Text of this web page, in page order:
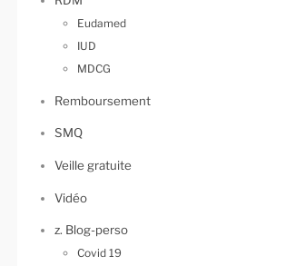
Eudamed
IUD
MDCG
Remboursement
SMQ
Veille gratuite
Vidéo
z. Blog-perso
Covid 19